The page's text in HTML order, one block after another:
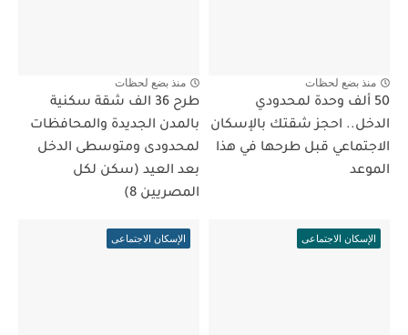
منذ بضع لحظات
50 ألف وحدة لمحدودي
الدخل.. احجز شقتك بالإسكان
الاجتماعي قبل طرحها في هذا
الموعد
منذ بضع لحظات
طرح 36 الف شقة سكنية
بالمدن الجديدة والمحافظات
لمحدودى ومتوسطى الدخل
بعد العيد (سكن لكل
المصريين 8)
الإسكان الاجتماعى الإسكان الاجتماعى